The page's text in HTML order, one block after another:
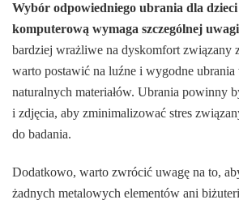
Wybór odpowiedniego ubrania dla
komputerową wymaga szczególnej
bardziej wrażliwe na dyskomfort związany
warto postawić na luźne i wygodne
naturalnych materiałów. Ubrania powinny
i zdjęcia, aby zminimalizować stres
do badania.
Dodatkowo, warto zwrócić uwagę na to,
żadnych metalowych elementów ani